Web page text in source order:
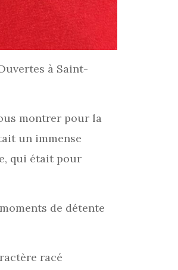
à Saint-
montrer pour la
un immense
qui était pour
de détente
racé